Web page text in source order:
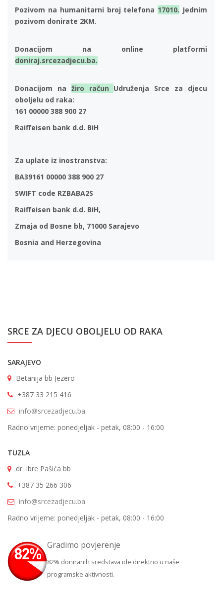
Pozivom na humanitarni broj telefona 17010. Jednim
pozivom donirate 2KM.
Donacijom na online platformi
doniraj.srcezadjecu.ba.
Donacijom na žiro račun Udruženja Srce za djecu
oboljelu od raka:
161 00000 388 900 27
Raiffeisen bank d.d. BiH
Za uplate iz inostranstva:
BA39161 00000 388 900 27
SWIFT code RZBABA2S
Raiffeisen bank d.d. BiH,
Zmaja od Bosne bb, 71000 Sarajevo
Bosnia and Herzegovina
SRCE ZA DJECU OBOLJELU OD RAKA
SARAJEVO
Betanija bb Jezero
+387 33 215 416
info@srcezadjecu.ba
Radno vrijeme: ponedjeljak - petak, 08:00 - 16:00
TUZLA
dr. Ibre Pašića bb
+387 35 266 306
info@srcezadjecu.ba
Radno vrijeme: ponedjeljak - petak, 08:00 - 16:00
Gradimo povjerenje
82% doniranih sredstava ide direktno u naše
programske aktivnosti.